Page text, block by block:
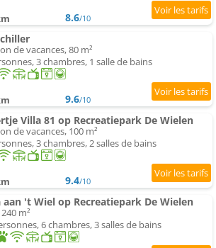
8.6/10
de vacances, 80 m²
3 chambres, 1 salle de bains
9.6/10
Villa 81 op Recreatiepark De Wielen
de vacances, 100 m²
3 chambres, 2 salles de bains
9.4/10
aan 't Wiel op Recreatiepark De Wielen
m²
6 chambres, 3 salles de bains